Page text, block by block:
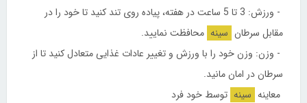
- ورزش: 3 تا 5 ساعت در هفته، پیاده روی تند کنید تا خود را در
مقابل سرطان سینه محافظت نمایید.
- وزن: وزن خود را با ورزش و تغییر عادات غذایی متعادل کنید تا از
سرطان در امان مانید.
معاینه سینه توسط خود فرد